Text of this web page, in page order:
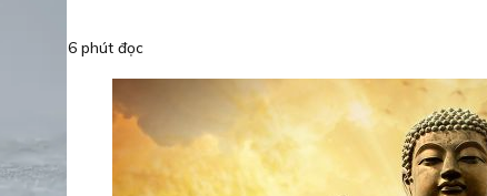
6 phút đọc